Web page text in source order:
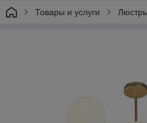
Товары и услуги